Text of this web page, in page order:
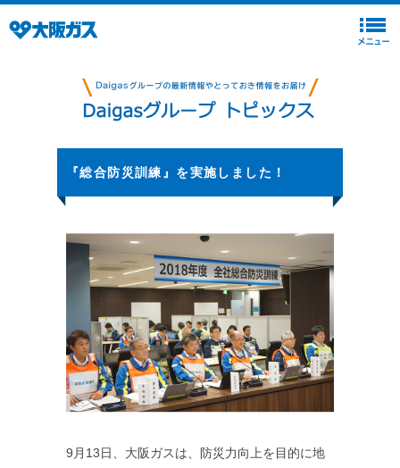
『総合防災訓練』を実施しました！
9月13日、大阪ガスは、防災力向上を目的に地